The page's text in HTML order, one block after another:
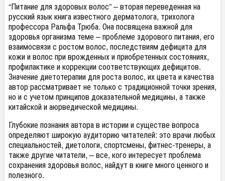
“Питание для здоровых волос” – вторая переведенная на
русский язык книга известного дерматолога, трихолога
профессора Ральфа Трюба. Она посвящена важной для
здоровья организма теме – проблеме здорового питания, его
взаимосвязи с ростом волос, последствиям дефицита для
кожи и волос при врожденных и приобретенных состояниях,
профилактике и коррекции соответствующих дефицитов.
Значение диетотерапии для роста волос, их цвета и качества
автор рассматривает не только с традиционной точки зрения,
но и с учетом принципов доказательной медицины, а также
китайской и аюрведической медицины.
Глубокие познания автора в истории и существе вопроса
определяют широкую аудиторию читателей: это врачи любых
специальностей, диетологи, спортсмены, фитнес-тренеры, а
также другие читатели, – все, кого интересует проблема
сохранения здоровья волос, найдут в книге много ценного и
полезного.